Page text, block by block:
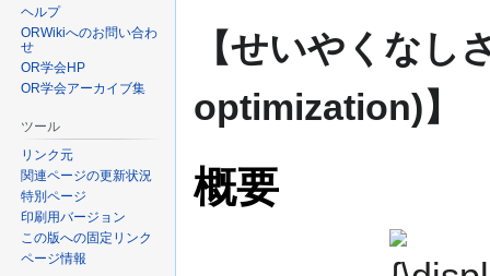
ー
シ
ン
に
移
動
【せいやくな
optimization)】
概要
{\displaystyle
f:\mathbf {R}
ヘルプ
ORWikiへのお問い合わ
せ
OR学会HP
OR学会アーカイブ集
ツール
リンク元
関連ページの更新状況
特別ページ
印刷用バージョン
この版への固定リンク
ページ情報